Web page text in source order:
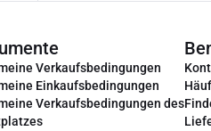
Verkaufsbedingungen
Einkaufsbedingungen
Verkaufsbedingungen des